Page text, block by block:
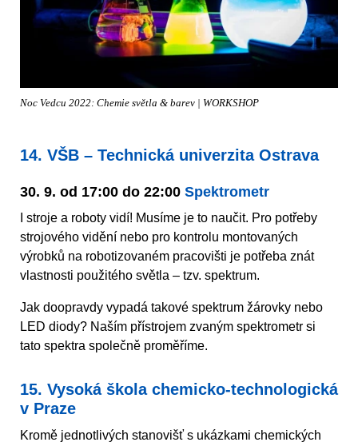
Noc Vedcu 2022: Chemie světla & barev | WORKSHOP
14. VŠB – Technická univerzita Ostrava
30. 9. od 17:00 do 22:00 Spektrometr
I stroje a roboty vidí! Musíme je to naučit. Pro potřeby
strojového vidění nebo pro kontrolu montovaných
výrobků na robotizovaném pracovišti je potřeba znát
vlastnosti použitého světla – tzv. spektrum.
Jak doopravdy vypadá takové spektrum žárovky nebo
LED diody? Naším přístrojem zvaným spektrometr si
tato spektra společně proměříme.
15. Vysoká škola chemicko-technologická
v Praze
Kromě jednotlivých stanovišť s ukázkami chemických